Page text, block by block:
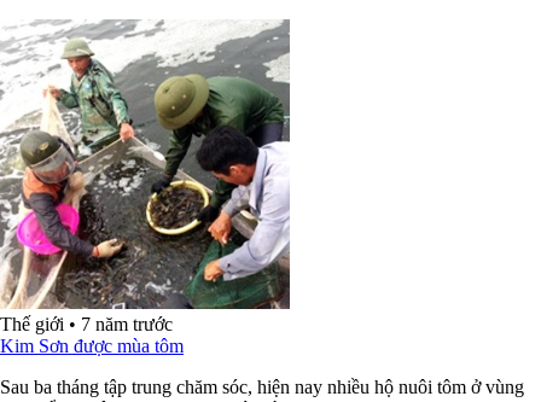
Thế giới • 7 năm trước
Kim Sơn được mùa tôm
Sau ba tháng tập trung chăm sóc, hiện nay nhiều hộ nuôi tôm ở vùng